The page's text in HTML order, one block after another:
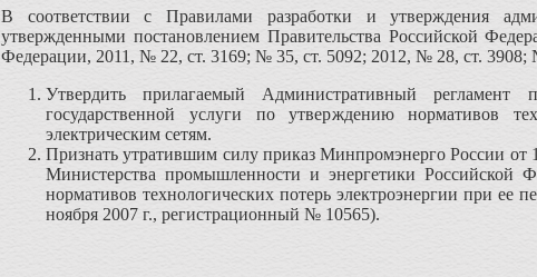
В соответствии с Правилами разработки и утверждения
утвержденными постановлением Правительства Российской
Федерации, 2011, № 22, ст. 3169; № 35, ст. 5092; 2012, № 28, ст. 3908;
Утвердить прилагаемый Административный регламент
государственной услуги по утверждению нормативов
электрическим сетям.
Признать утратившим силу приказ Минпромэнерго России
Министерства промышленности и энергетики Российской
нормативов технологических потерь электроэнергии при ее
ноября 2007 г., регистрационный № 10565).